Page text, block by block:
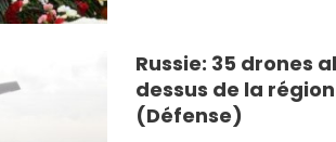
Russie: 35 drones
dessus de la
(Défense)